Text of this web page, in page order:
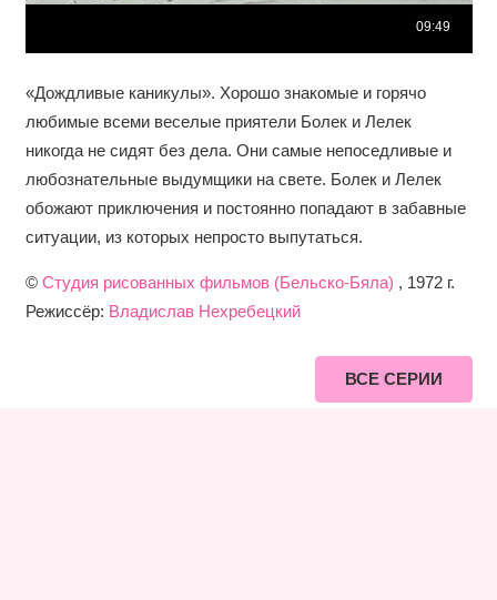
«Дождливые каникулы». Хорошо знакомые и горячо
любимые всеми веселые приятели Болек и Лелек
никогда не сидят без дела. Они самые непоседливые и
любознательные выдумщики на свете. Болек и Лелек
обожают приключения и постоянно попадают в забавные
ситуации, из которых непросто выпутаться.
© Студия рисованных фильмов (Бельско-Бяла) , 1972 г.
Режиссёр: Владислав Нехребецкий
ВСЕ СЕРИИ